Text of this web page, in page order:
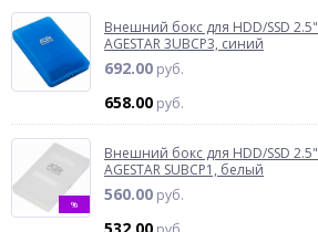
Внешний бокс для HDD/SSD 2.5"
AGESTAR 3UBCP3, синий
692.00 руб.
658.00 руб.
%
Внешний бокс для HDD/SSD 2.5"
AGESTAR SUBCP1, белый
560.00 руб.